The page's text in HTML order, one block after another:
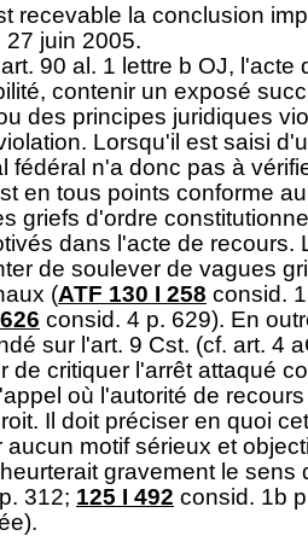
recevable la conclusion
27 juin 2005.
art. 90 al. 1 lettre b OJ, l'acte
contenir un exposé
des principes juridiques
Lorsqu'il est saisi
fédéral n'a donc pas à
en tous points conforme
griefs d'ordre
dans l'acte de recours.
de soulever de vagues
(ATF 130 I 258 consid.
consid. 4 p. 629). En
sur l'art. 9 Cst. (cf. art. 4
de critiquer l'arrêt attaqué
où l'autorité de
Il doit préciser en quoi
aucun motif sérieux et
gravement le sens
312; 125 I 492 consid. 1b